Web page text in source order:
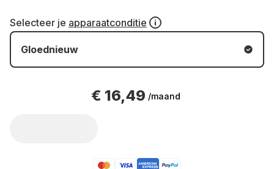
Selecteer je apparaatconditie
Gloednieuw
€ 16,49 /maand